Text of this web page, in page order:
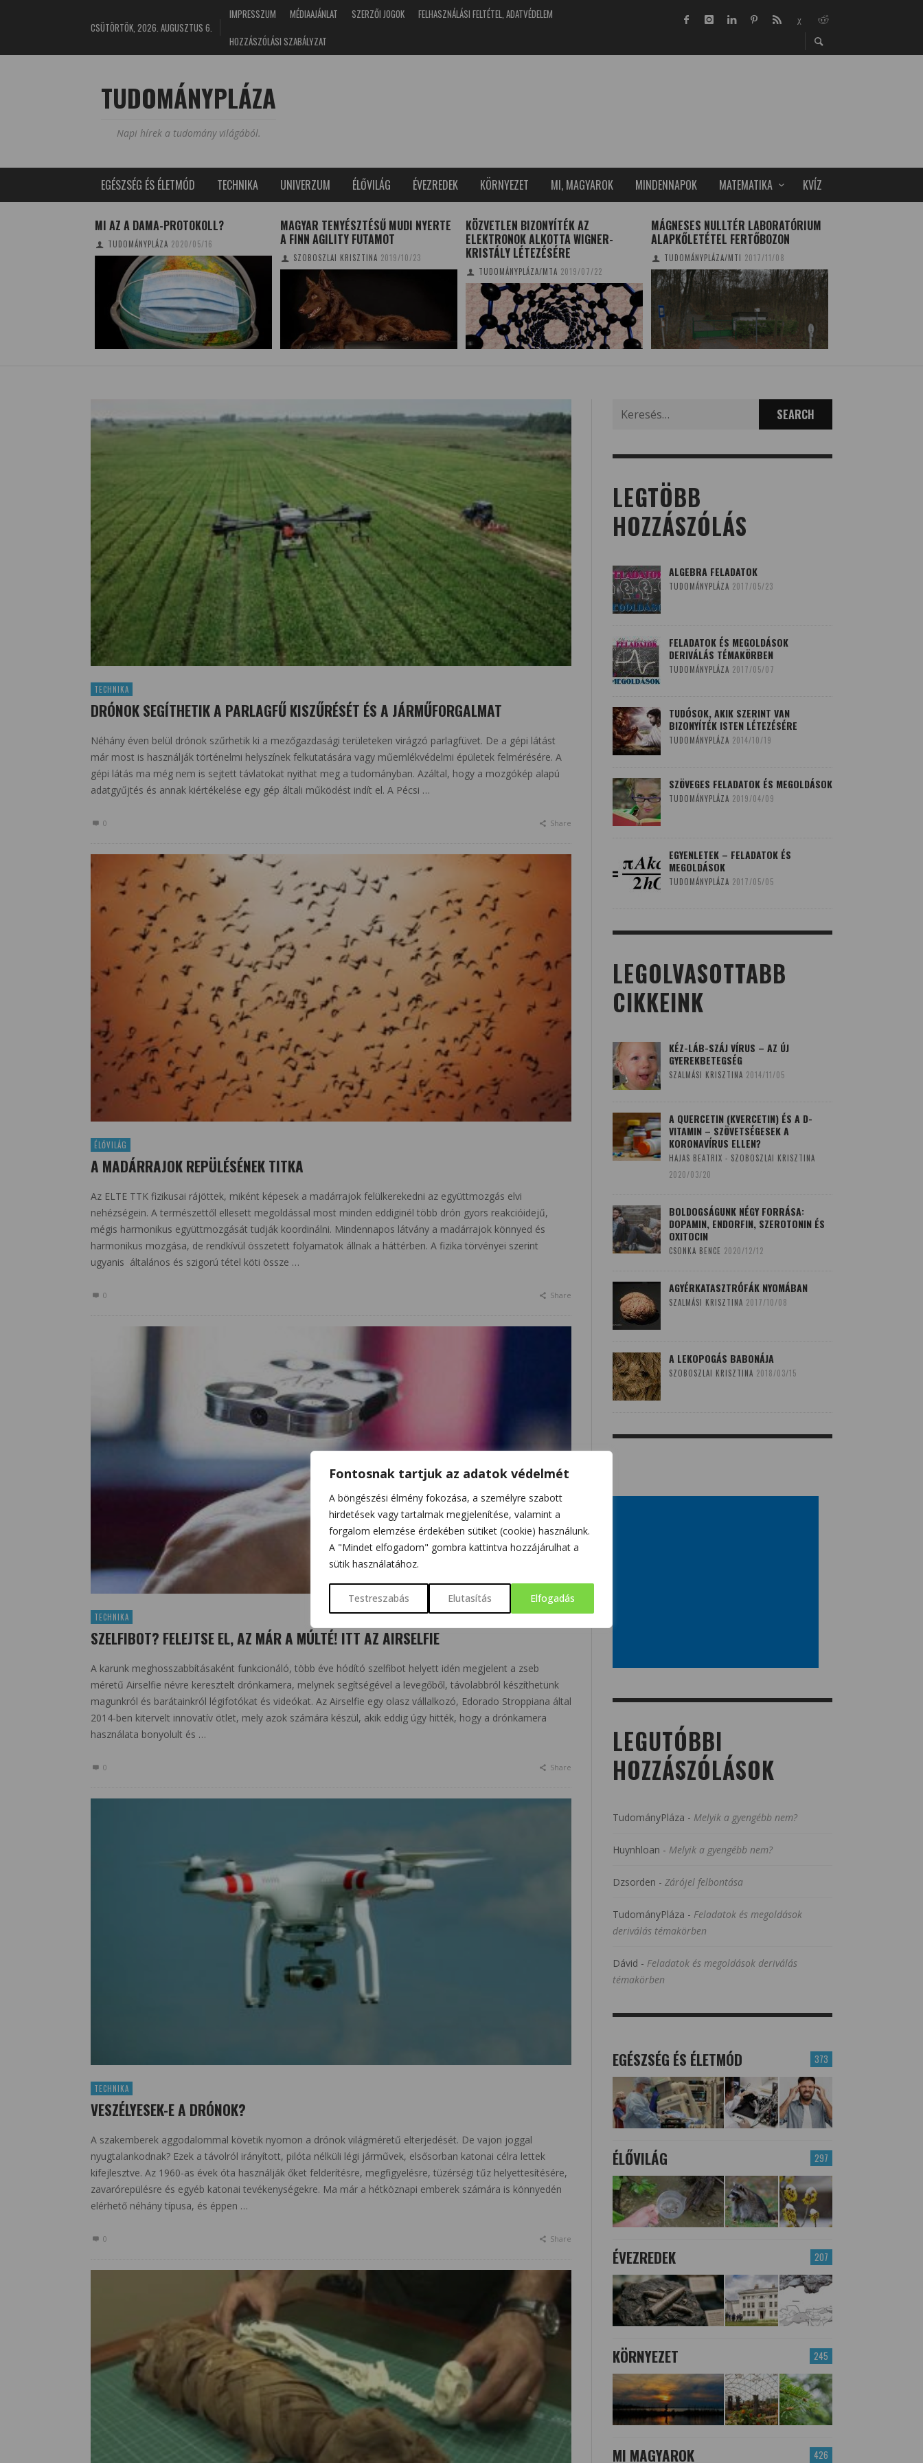
Fontosnak tartjuk az adatok védelmét
A böngészési élmény fokozása, a személyre szabott
hirdetések vagy tartalmak megjelenítése, valamint a
forgalom elemzése érdekében sütiket (cookie) használunk.
A "Mindet elfogadom" gombra kattintva hozzájárulhat a
sütik használatához.
Testreszabás Elutasítás Elfogadás
CSÜTÖRTÖK, 2026. AUGUSZTUS 6.
IMPRESSZUM MÉDIAAJÁNLAT SZERZŐI JOGOK
FELHASZNÁLÁSI FELTÉTEL, ADATVÉDELEM
HOZZÁSZÓLÁSI SZABÁLYZAT
TUDOMÁNYPLÁZA
Napi hírek a tudomány világából.
EGÉSZSÉG ÉS ÉLETMÓD TECHNIKA UNIVERZUM ÉLŐVILÁG ÉVEZREDEK KÖRNYEZET MI, MAGYAROK MINDENNAPOK MATEMATIKA KVÍZ
MI AZ A DAMA-PROTOKOLL?
TUDOMÁNYPLÁZA 2020/05/16
MAGYAR TENYÉSZTÉSŰ MUDI NYERTE
A FINN AGILITY FUTAMOT
SZOBOSZLAI KRISZTINA 2019/10/23
KÖZVETLEN BIZONYÍTÉK AZ
ELEKTRONOK ALKOTTA WIGNER-
KRISTÁLY LÉTEZÉSÉRE
TUDOMÁNYPLÁZA/MTA 2019/07/22
MÁGNESES NULLTÉR LABORATÓRIUM
ALAPKŐLETÉTEL FERTŐBOZON
TUDOMÁNYPLÁZA/MTI 2017/11/08
TECHNIKA
DRÓNOK SEGÍTHETIK A PARLAGFŰ KISZŰRÉSÉT ÉS A JÁRMŰFORGALMAT
Néhány éven belül drónok szűrhetik ki a mezőgazdasági területeken virágzó parlagfüvet. De a gépi látást
már most is használják történelmi helyszínek felkutatására vagy műemlékvédelmi épületek felmérésére. A
gépi látás ma még nem is sejtett távlatokat nyithat meg a tudományban. Azáltal, hogy a mozgókép alapú
adatgyűjtés és annak kiértékelése egy gép általi működést indít el. A Pécsi …
0 Share
ÉLŐVILÁG
A MADÁRRAJOK REPÜLÉSÉNEK TITKA
Az ELTE TTK fizikusai rájöttek, miként képesek a madárrajok felülkerekedni az együttmozgás elvi
nehézségein. A természettől ellesett megoldással most minden eddiginél több drón gyors reakcióidejű,
mégis harmonikus együttmozgását tudják koordinálni. Mindennapos látvány a madárrajok könnyed és
harmonikus mozgása, de rendkívül összetett folyamatok állnak a háttérben. A fizika törvényei szerint
ugyanis általános és szigorú tétel köti össze …
0 Share
TECHNIKA
SZELFIBOT? FELEJTSE EL, AZ MÁR A MÚLTÉ! ITT AZ AIRSELFIE
A karunk meghosszabbításaként funkcionáló, több éve hódító szelfibot helyett idén megjelent a zseb
méretű Airselfie névre keresztelt drónkamera, melynek segítségével a levegőből, távolabbról készíthetünk
magunkról és barátainkról légifotókat és videókat. Az Airselfie egy olasz vállalkozó, Edorado Stroppiana által
2014-ben kitervelt innovatív ötlet, mely azok számára készül, akik eddig úgy hitték, hogy a drónkamera
használata bonyolult és …
0 Share
TECHNIKA
VESZÉLYESEK-E A DRÓNOK?
A szakemberek aggodalommal követik nyomon a drónok világméretű elterjedését. De vajon joggal
nyugtalankodnak? Ezek a távolról irányított, pilóta nélküli légi járművek, elsősorban katonai célra lettek
kifejlesztve. Az 1960-as évek óta használják őket felderítésre, megfigyelésre, tüzérségi tűz helyettesítésére,
zavarórepülésre és egyéb katonai tevékenységekre. Ma már a hétköznapi emberek számára is könnyedén
elérhető néhány típusa, és éppen …
0 Share
for:
LEGTÖBB
HOZZÁSZÓLÁS
ALGEBRA FELADATOK
TUDOMÁNYPLÁZA 2017/05/23
FELADATOK ÉS MEGOLDÁSOK
DERIVÁLÁS TÉMAKÖRBEN
TUDOMÁNYPLÁZA 2017/05/07
TUDÓSOK, AKIK SZERINT VAN
BIZONYÍTÉK ISTEN LÉTEZÉSÉRE
TUDOMÁNYPLÁZA 2014/10/19
SZÖVEGES FELADATOK ÉS MEGOLDÁSOK
TUDOMÁNYPLÁZA 2019/04/09
EGYENLETEK – FELADATOK ÉS
MEGOLDÁSOK
TUDOMÁNYPLÁZA 2017/05/05
LEGOLVASOTTABB
CIKKEINK
KÉZ-LÁB-SZÁJ VÍRUS – AZ ÚJ
GYEREKBETEGSÉG
SZALMÁSI KRISZTINA 2014/11/05
A QUERCETIN (KVERCETIN) ÉS A D-
VITAMIN – SZÖVETSÉGESEK A
KORONAVÍRUS ELLEN?
HAJAS BEATRIX - SZOBOSZLAI KRISZTINA
2020/03/20
BOLDOGSÁGUNK NÉGY FORRÁSA:
DOPAMIN, ENDORFIN, SZEROTONIN ÉS
OXITOCIN
CSONKA BENCE 2020/12/12
AGYÉRKATASZTRÓFÁK NYOMÁBAN
SZALMÁSI KRISZTINA 2017/10/08
A LEKOPOGÁS BABONÁJA
SZOBOSZLAI KRISZTINA 2018/03/15
LEGUTÓBBI
HOZZÁSZÓLÁSOK
TudományPláza - Melyik a gyengébb nem?
Huynhloan - Melyik a gyengébb nem?
Dzsorden - Zárójel felbontása
TudományPláza - Feladatok és megoldások
deriválás témakörben
Dávid - Feladatok és megoldások deriválás
témakörben
373
EGÉSZSÉG ÉS ÉLETMÓD
297
ÉLŐVILÁG
207
ÉVEZREDEK
245
KÖRNYEZET
426
MI MAGYAROK